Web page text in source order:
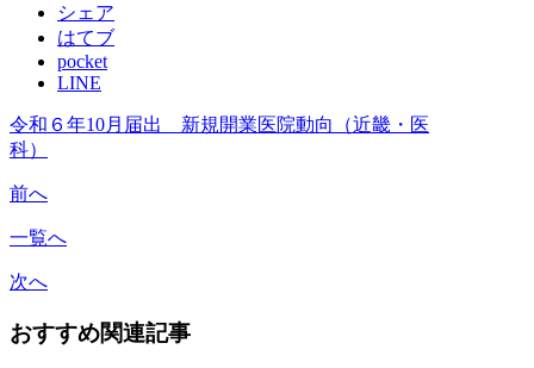
シェア
はてブ
pocket
LINE
令和６年10月届出 新規開業医院動向（近畿・医
科）
前へ
一覧へ
次へ
おすすめ関連記事